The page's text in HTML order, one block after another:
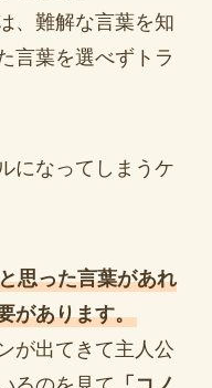
、難解な言葉を知
言葉を選べずトラ
になってしまうケ
思った言葉があれ
があります。
が出てきて主人公